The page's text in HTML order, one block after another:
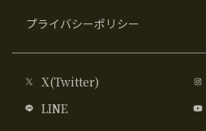
プライバシーポリシー
X(Twitter)
LINE